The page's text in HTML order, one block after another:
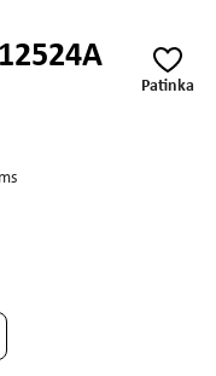
Patinka